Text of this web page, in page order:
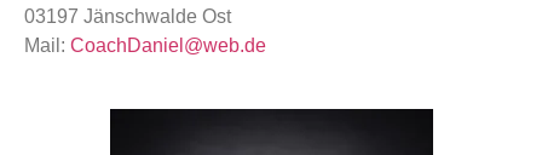
03197 Jänschwalde Ost
Mail: CoachDaniel@web.de